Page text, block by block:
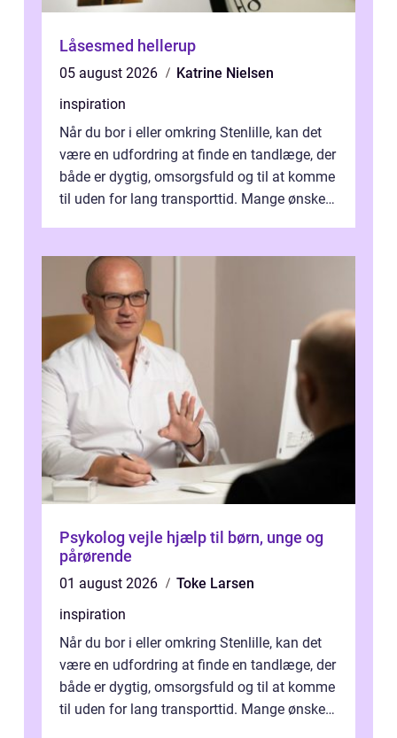
Låsesmed hellerup
05 august 2026
Katrine Nielsen
inspiration
Når du bor i eller omkring Stenlille, kan det
være en udfordring at finde en tandlæge, der
både er dygtig, omsorgsfuld og til at komme
til uden for lang transporttid. Mange ønsker
Psykolog vejle hjælp til børn, unge og
pårørende
01 august 2026
Toke Larsen
inspiration
Når du bor i eller omkring Stenlille, kan det
være en udfordring at finde en tandlæge, der
både er dygtig, omsorgsfuld og til at komme
til uden for lang transporttid. Mange ønsker